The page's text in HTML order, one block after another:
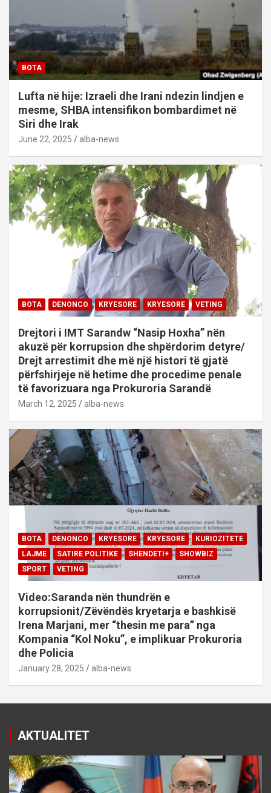
BOTA
Lufta në hije: Izraeli dhe Irani ndezin lindjen e
mesme, SHBA intensifikon bombardimet në
Siri dhe Irak
June 22, 2025 alba-news
BOTA DENONCO KRYESORE KRYESORE VETING
Drejtori i IMT Sarandw “Nasip Hoxha” nën
akuzë për korrupsion dhe shpërdorim detyre/
Drejt arrestimit dhe më një histori të gjatë
përfshirjeje në hetime dhe procedime penale
të favorizuara nga Prokuroria Sarandë
March 12, 2025 alba-news
BOTA DENONCO KRYESORE KRYESORE
KURIOZITETE
LAJME
SATIRE POLITIKE SHENDETI+
SHOWBIZ
SPORT
VETING
Video:Saranda nën thundrën e
korrupsionit/Zëvëndës kryetarja e bashkisë
Irena Marjani, mer “thesin me para” nga
Kompania “Kol Noku”, e implikuar Prokuroria
dhe Policia
January 28, 2025 alba-news
AKTUALITET